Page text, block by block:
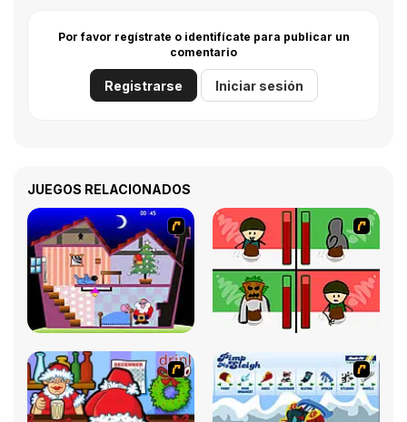
Por favor regístrate o identifícate para publicar un
comentario
Registrarse Iniciar sesión
JUEGOS RELACIONADOS